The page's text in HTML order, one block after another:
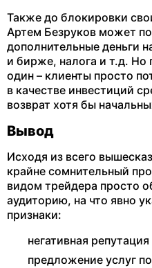
Также до блокировки
Артем Безруков может
дополнительные деньги
и бирже, налога и т.д. Но
один – клиенты просто
в качестве инвестиций
возврат хотя бы
Вывод
Исходя из всего
крайне сомнительный
видом трейдера просто
аудиторию, на что явно
признаки:
негативная
предложение услуг